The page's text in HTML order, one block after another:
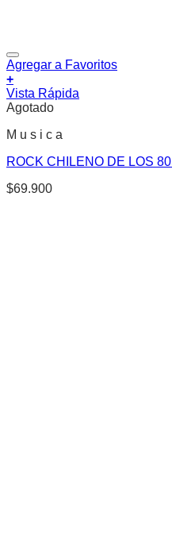
Agregar a Favoritos
+
Vista Rápida
Agotado
M u s i c a
ROCK CHILENO DE LOS
$69.900